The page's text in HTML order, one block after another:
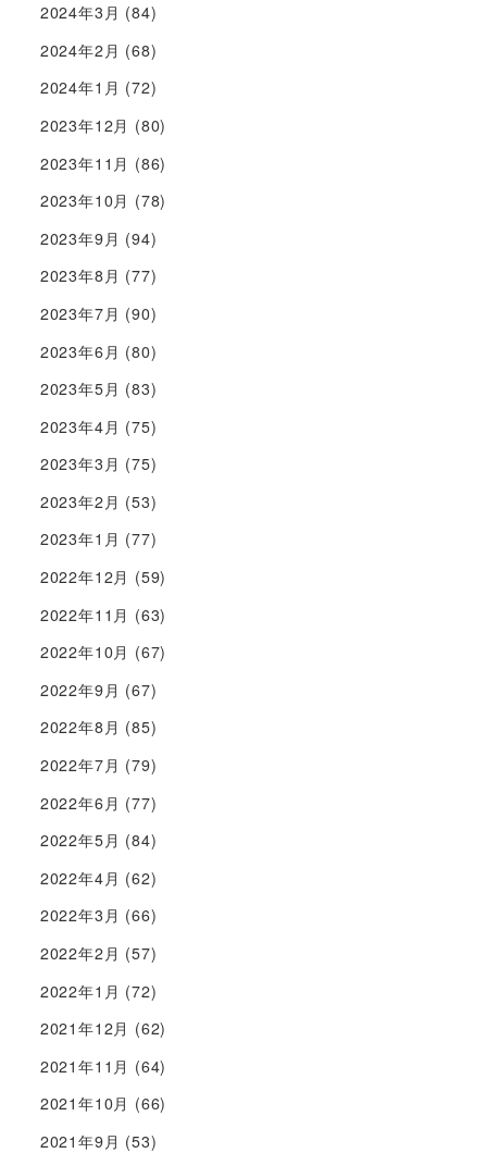
2024年3月 (84)
2024年2月 (68)
2024年1月 (72)
2023年12月 (80)
2023年11月 (86)
2023年10月 (78)
2023年9月 (94)
2023年8月 (77)
2023年7月 (90)
2023年6月 (80)
2023年5月 (83)
2023年4月 (75)
2023年3月 (75)
2023年2月 (53)
2023年1月 (77)
2022年12月 (59)
2022年11月 (63)
2022年10月 (67)
2022年9月 (67)
2022年8月 (85)
2022年7月 (79)
2022年6月 (77)
2022年5月 (84)
2022年4月 (62)
2022年3月 (66)
2022年2月 (57)
2022年1月 (72)
2021年12月 (62)
2021年11月 (64)
2021年10月 (66)
2021年9月 (53)